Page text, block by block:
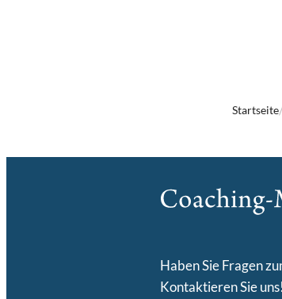
Startseite
Haben Sie Fragen
Kontaktieren Sie uns!